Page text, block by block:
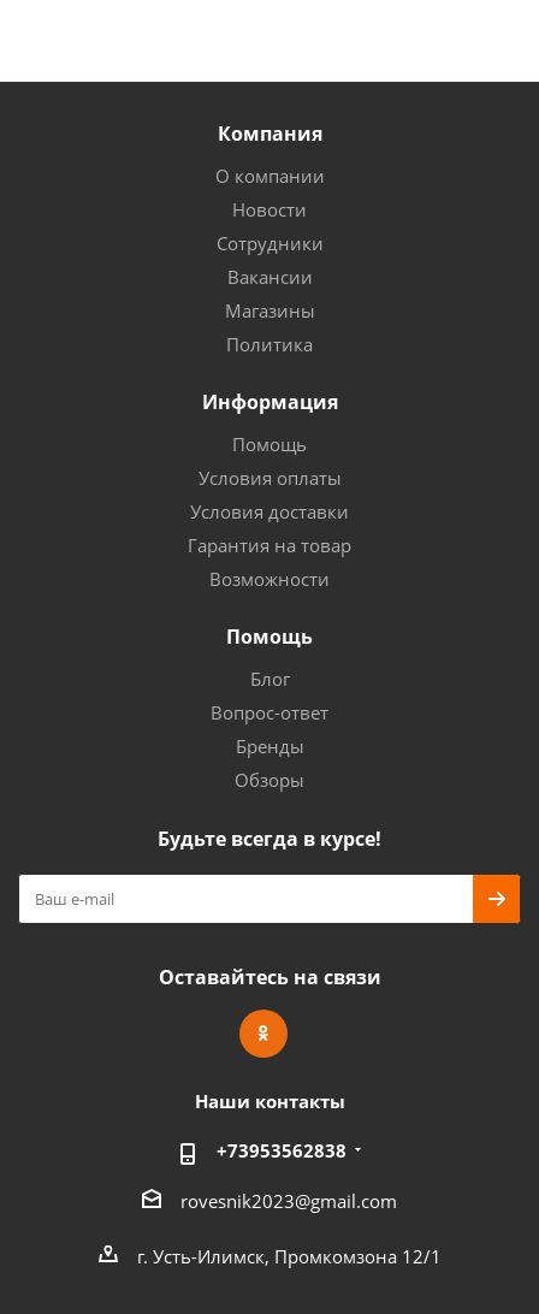
Компания
О компании
Новости
Сотрудники
Вакансии
Магазины
Политика
Информация
Помощь
Условия оплаты
Условия доставки
Гарантия на товар
Возможности
Помощь
Блог
Вопрос-ответ
Бренды
Обзоры
Будьте всегда в курсе!
Оставайтесь на связи
Наши контакты
+73953562838
rovesnik2023@gmail.com
г. Усть-Илимск, Промкомзона 12/1